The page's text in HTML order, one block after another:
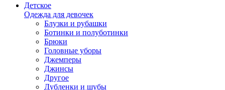
Детское
Одежда для девочек
Блузки и рубашки
Ботинки и полуботинки
Брюки
Головные уборы
Джемперы
Джинсы
Другое
Дубленки и шубы